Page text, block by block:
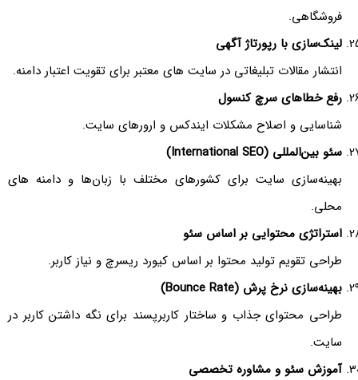
فروشگاهی.
لینک‌سازی با رپورتاژ آگهی
انتشار مقالات تبلیغاتی در سایت های معتبر برای تقویت اعتبار دامنه.
رفع خطاهای سرچ کنسول
شناسایی و اصلاح مشکلات ایندکس و ارورهای سایت.
سئو بین‌المللی (International SEO)
بهینه‌سازی سایت برای کشورهای مختلف با زبان‌ها و دامنه های
محلی.
استراتژی محتوایی بر اساس سئو
طراحی تقویم تولید محتوا بر اساس کیورد ریسرچ و نیاز کاربر.
بهینه‌سازی نرخ پرش (Bounce Rate)
طراحی محتوای جذاب و ساختار کاربرپسند برای نگه داشتن کاربر در
سایت.
آموزش سئو و مشاوره تخصصی